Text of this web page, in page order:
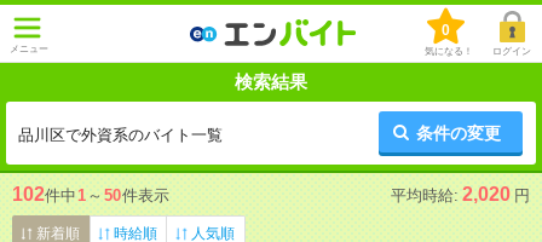
メニュー
0
気になる！ ログイン
検索結果
品川区で外資系のバイト一覧 条件の変更
102件中1 ～ 50件表示 平均時給: 2,020 円
新着順 時給順 人気順